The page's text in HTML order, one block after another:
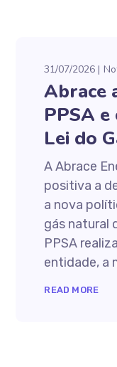
31/07/2026
Abrace
PPSA
Lei do
A Abrace
positiva a
a nova
gás natural
PPSA
entidade, a
READ MORE